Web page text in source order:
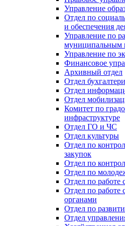
Управление
Отдел по
и обеспечения
Управление по
муниципальным
Управление по
Финансовое
Архивный отдел
Отдел
Отдел
Отдел
Комитет по
инфраструктуре
Отдел ГО и ЧС
Отдел культуры
Отдел по
закупок
Отдел по
Отдел по
Отдел по
Отдел по работе
органами
Отдел по
Отдел